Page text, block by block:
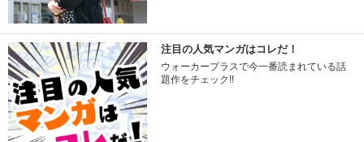
注目の人気マンガはコレだ！
ウォーカープラスで今一番読まれている話
題作をチェック!!